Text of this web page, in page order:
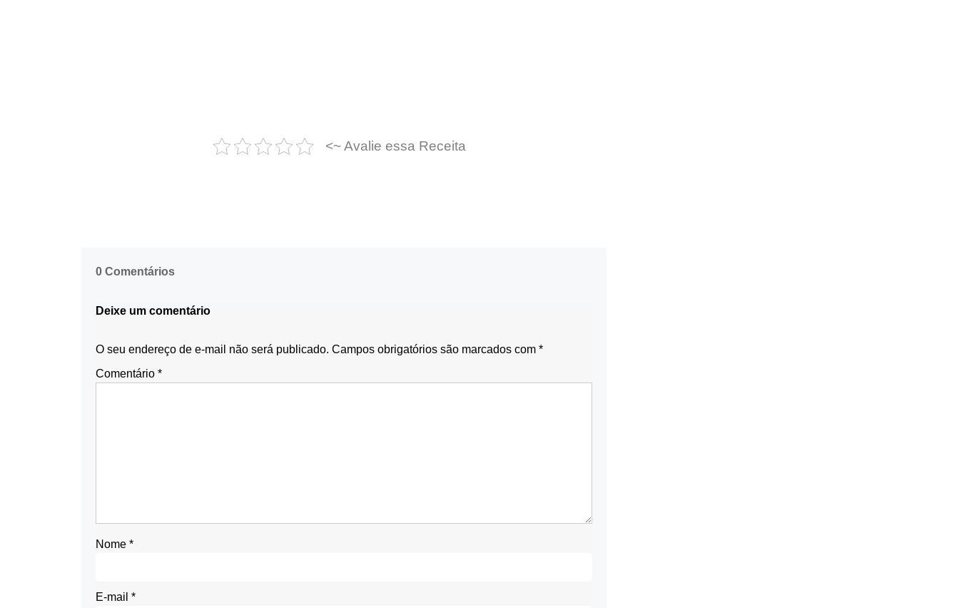
<~ Avalie essa Receita
0 Comentários
Deixe um comentário
O seu endereço de e-mail não será publicado. Campos obrigatórios são marcados com *
Comentário *
Nome *
E-mail *